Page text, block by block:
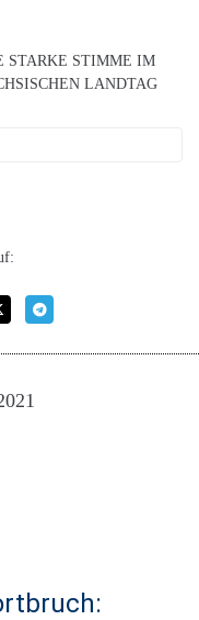
STARKE STIMME IM
LANDTAG